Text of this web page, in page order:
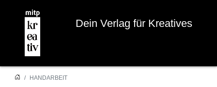
Dein Verlag für Kreatives
HANDARBEIT